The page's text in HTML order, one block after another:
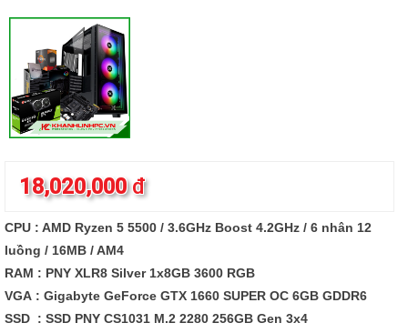
18,020,000đ
CPU : AMD Ryzen 5 5500 / 3.6GHz Boost 4.2GHz / 6 nhân 12
luồng / 16MB / AM4
RAM : PNY XLR8 Silver 1x8GB 3600 RGB
VGA : Gigabyte GeForce GTX 1660 SUPER OC 6GB GDDR6
SSD : SSD PNY CS1031 M.2 2280 256GB Gen 3x4